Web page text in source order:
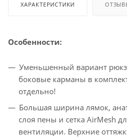
ХАРАКТЕРИСТИКИ
Особенности:
Уменьшенный вариант
боковые карманы в
отдельно!
Большая ширина лямок,
слоя пены и сетка AirMesh
вентиляции. Верхние